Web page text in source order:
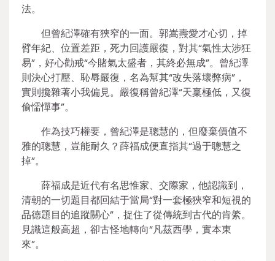
法。
但曾紀澤確有狹窄的一面。郭嵩燾愛才心切，掉
臂年紀、位置差距，死力回護嚴復，對其“氣性太涉狂
易”，好心勸戒“今賭氣太盛者，其終必無成”。曾紀澤
則決心打壓、恥辱嚴復，名為幫其“改失落壞弊病”，
實則攙雜著小我偏見。嚴復稱曾紀澤“天稟極低，又復
偷懦憚事”。
作為技巧權要，曾紀澤是聰慧的，但廢棄價值不
雅的聰慧，豈能耐久？薛福成便直指其“過于聰慧之
掉”。
薛福成是近代有名思惟家、交際家，他認識到，
清朝的一切題目都回結于當局“對一套極狹窄和短視的
品德題目的追蹤關心”，捉住了從傳統到古代的肯綮。
見識這般高超，卻古怪地轉向“凡茲西學，實本東
來”。